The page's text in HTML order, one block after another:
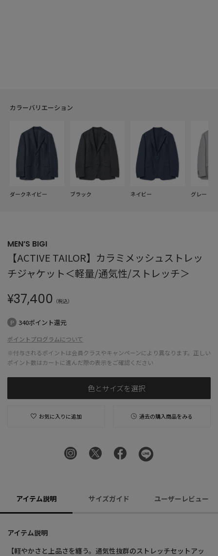
カラーバリエーション
ダークネイビー ブラック ネイビー グレー
MEN’S BIGI
【ACTIVE TAILOR】カラミメッシュストレッ
チジャケット＜軽量/通気性/ストレッチ＞
¥37,400 （税込）
340ポイント還元
ポイントプログラムについて
※付与されるポイントは会員クラスやキャンペーンにより異なります。正しい
ポイント数はカートに進んだ際の表示をご確認ください
色とサイズを選択
お気に入りに追加 過去の購入商品をみる
アイテム説明 サイズガイド ユーザーレビュー
アイテム説明
【軽やかさと上品さを纏う。通気性抜群のストレッチセットアッ